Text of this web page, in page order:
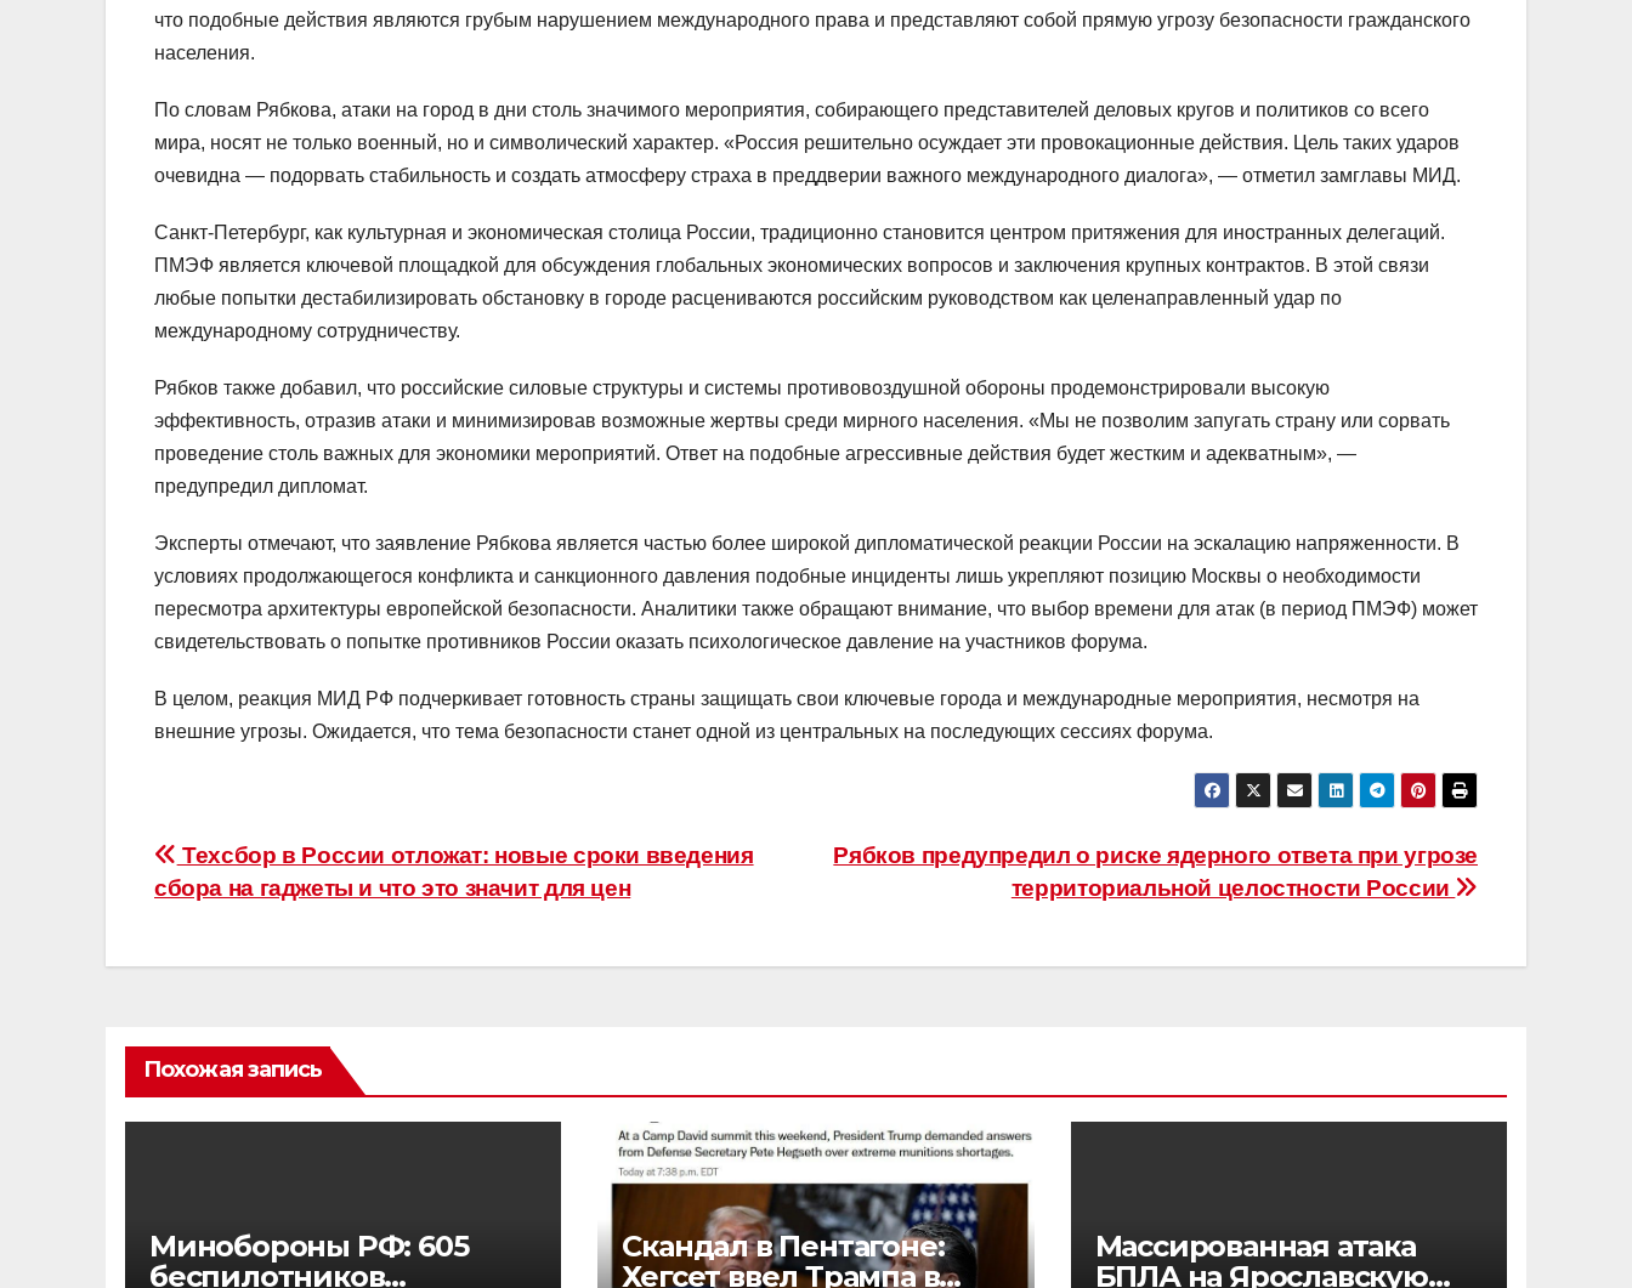
что подобные действия являются грубым нарушением международного права и представляют собой прямую угрозу безопасности гражданского
населения.
По словам Рябкова, атаки на город в дни столь значимого мероприятия, собирающего представителей деловых кругов и политиков со всего
мира, носят не только военный, но и символический характер. «Россия решительно осуждает эти провокационные действия. Цель таких ударов
очевидна — подорвать стабильность и создать атмосферу страха в преддверии важного международного диалога», — отметил замглавы МИД.
Санкт-Петербург, как культурная и экономическая столица России, традиционно становится центром притяжения для иностранных делегаций.
ПМЭФ является ключевой площадкой для обсуждения глобальных экономических вопросов и заключения крупных контрактов. В этой связи
любые попытки дестабилизировать обстановку в городе расцениваются российским руководством как целенаправленный удар по
международному сотрудничеству.
Рябков также добавил, что российские силовые структуры и системы противовоздушной обороны продемонстрировали высокую
эффективность, отразив атаки и минимизировав возможные жертвы среди мирного населения. «Мы не позволим запугать страну или сорвать
проведение столь важных для экономики мероприятий. Ответ на подобные агрессивные действия будет жестким и адекватным», —
предупредил дипломат.
Эксперты отмечают, что заявление Рябкова является частью более широкой дипломатической реакции России на эскалацию напряженности. В
условиях продолжающегося конфликта и санкционного давления подобные инциденты лишь укрепляют позицию Москвы о необходимости
пересмотра архитектуры европейской безопасности. Аналитики также обращают внимание, что выбор времени для атак (в период ПМЭФ) может
свидетельствовать о попытке противников России оказать психологическое давление на участников форума.
В целом, реакция МИД РФ подчеркивает готовность страны защищать свои ключевые города и международные мероприятия, несмотря на
внешние угрозы. Ожидается, что тема безопасности станет одной из центральных на последующих сессиях форума.
Навигация
по
записям
Рябков предупредил о риске ядерного ответа при угрозе
территориальной целостности России
Техсбор в России отложат: новые сроки введения
сбора на гаджеты и что это значит для цен
Похожая запись
Минобороны РФ: 605
беспилотников
Скандал в Пентагоне:
Хегсет ввел Трампа в
Массированная атака
БПЛА на Ярославскую